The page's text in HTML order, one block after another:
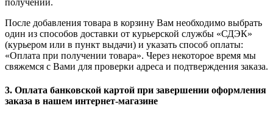
получении.
После добавления товара в корзину Вам необходимо выбрать
один из способов доставки от курьерской службы «СДЭК»
(курьером или в пункт выдачи) и указать способ оплаты:
«Оплата при получении товара». Через некоторое время мы
свяжемся с Вами для проверки адреса и подтверждения заказа.
3. Оплата банковской картой при завершении оформления
заказа в нашем интернет-магазине